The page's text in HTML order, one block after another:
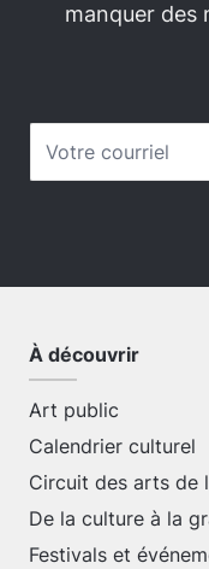
manquer des
À découvrir
Art public
Calendrier culturel
Circuit des arts de
De la culture à la
Festivals et